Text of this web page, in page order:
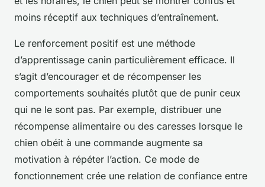
moins réceptif aux techniques d’entraînement.
Le renforcement positif est une méthode
d’apprentissage canin particulièrement efficace. Il
s’agit d’encourager et de récompenser les
comportements souhaités plutôt que de punir ceux
qui ne le sont pas. Par exemple, distribuer une
récompense alimentaire ou des caresses lorsque le
chien obéit à une commande augmente sa
motivation à répéter l’action. Ce mode de
fonctionnement crée une relation de confiance entre